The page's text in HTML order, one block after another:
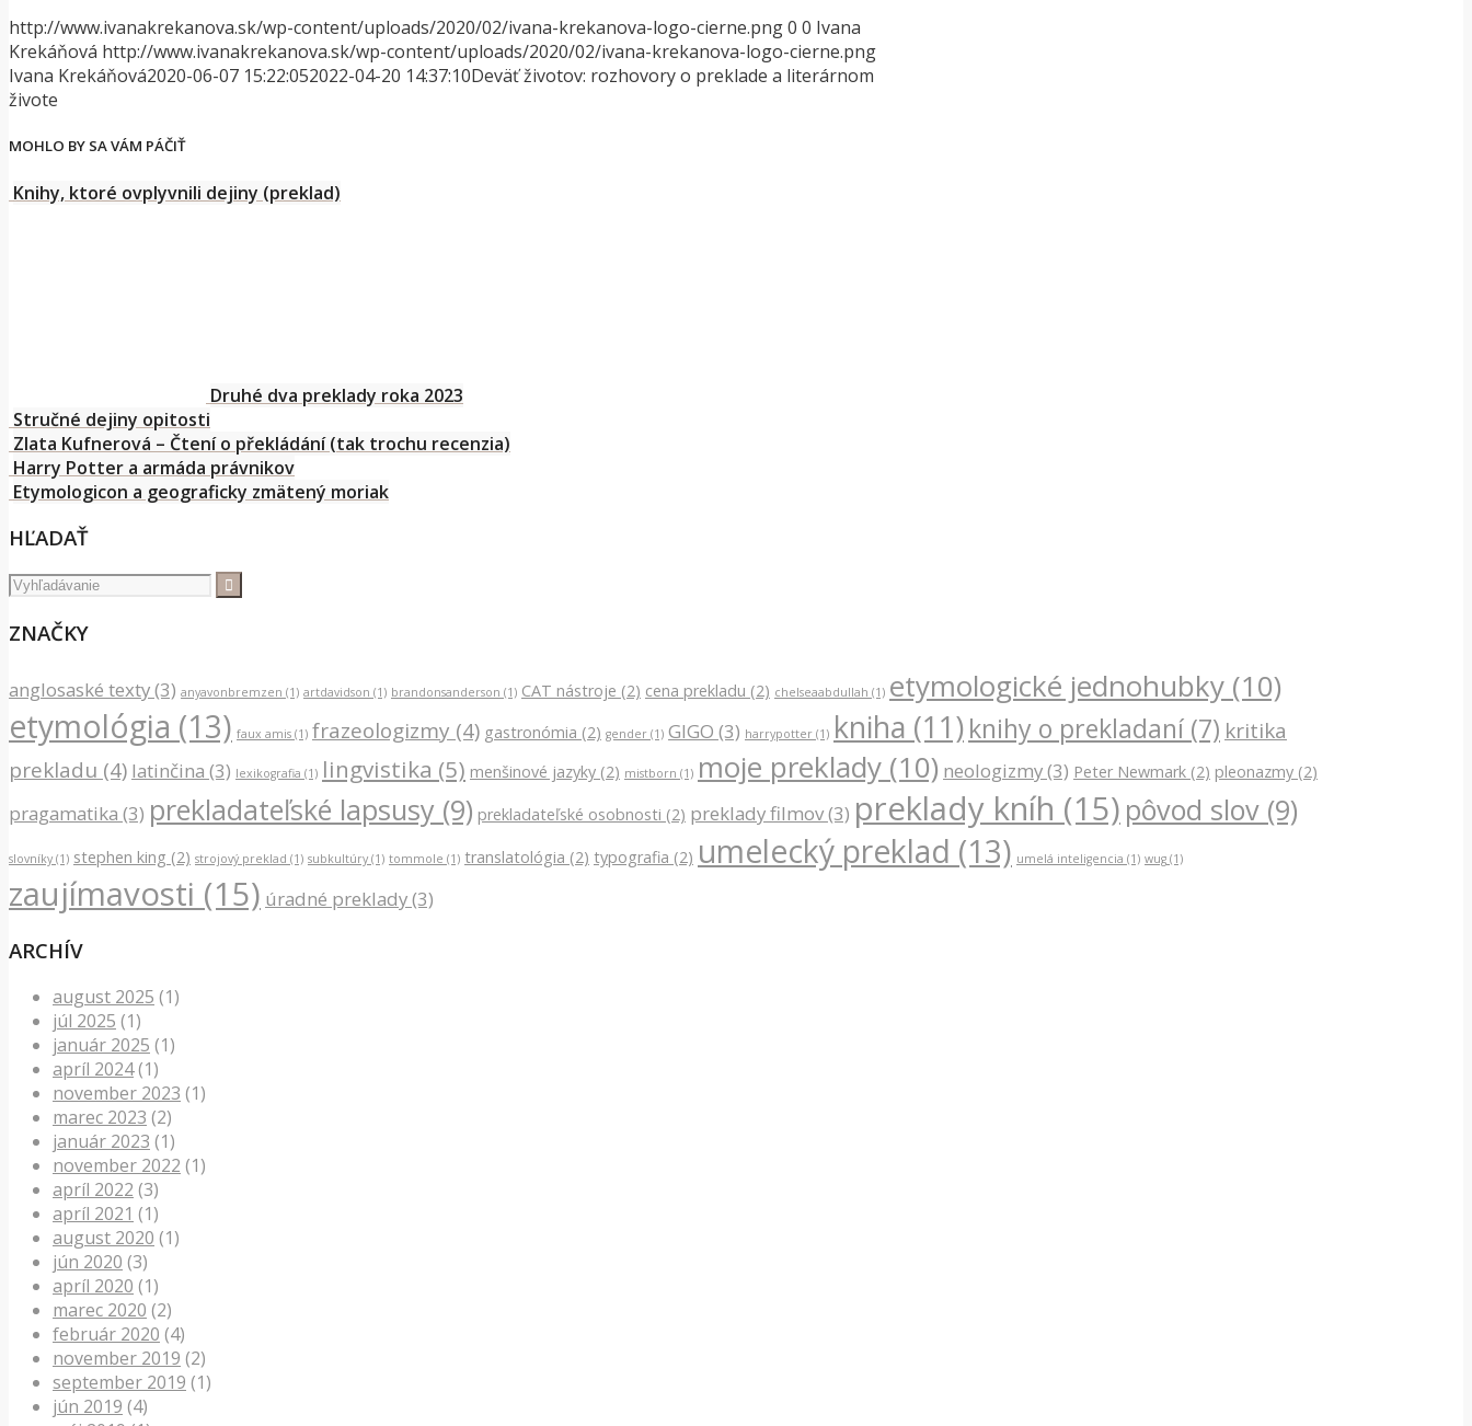
http://www.ivanakrekanova.sk/wp-content/uploads/2020/02/ivana-krekanova-logo-cierne.png0 0 Ivana
Krekáňová http://www.ivanakrekanova.sk/wp-content/uploads/2020/02/ivana-krekanova-logo-cierne.png
Ivana Krekáňová2020-06-07 15:22:052022-04-20 14:37:10Deväť životov: rozhovory o preklade a literárnom
živote
MOHLO BY SA VÁM PÁČIŤ
Knihy, ktoré ovplyvnili dejiny (preklad)
Druhé dva preklady roka 2023
Stručné dejiny opitosti
Zlata Kufnerová – Čtení o překládání (tak trochu recenzia)
Harry Potter a armáda právnikov
Etymologicon a geograficky zmätený moriak
HĽADAŤ
ZNAČKY
anglosaské texty(3) anyavonbremzen (1) artdavidson (1) brandonsanderson (1) CAT nástroje (2) cena prekladu (2) chelseaabdullah (1) etymologické jednohubky (10)
etymológia (13) faux amis (1) frazeologizmy (4) gastronómia (2) gender (1) GIGO (3) harrypotter (1) kniha (11)knihy o prekladaní (7) kritika
prekladu (4) latinčina (3) lexikografia (1) lingvistika (5) menšinové jazyky (2) mistborn (1) moje preklady (10) neologizmy(3) Peter Newmark (2) pleonazmy (2)
pragamatika (3) prekladateľské lapsusy (9) prekladateľské osobnosti (2) preklady filmov(3) preklady kníh (15) pôvod slov (9)
slovníky (1) stephen king (2) strojový preklad (1) subkultúry (1) tommole (1) translatológia (2) typografia (2) umelecký preklad (13) umelá inteligencia (1) wug (1)
zaujímavosti (15) úradné preklady(3)
ARCHÍV
august 2025 (1)
júl 2025 (1)
január 2025 (1)
apríl 2024(1)
november 2023 (1)
marec 2023 (2)
január 2023 (1)
november 2022 (1)
apríl 2022 (3)
apríl 2021 (1)
august 2020 (1)
jún 2020 (3)
apríl 2020 (1)
marec 2020 (2)
február 2020 (4)
november 2019 (2)
september 2019 (1)
jún 2019 (4)